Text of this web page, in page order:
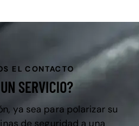
EL CONTACTO
SERVICIO?
ya sea para polarizar su
de seguridad a una